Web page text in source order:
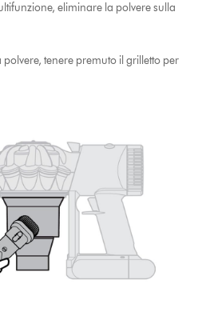
eliminare la polvere sulla
tenere premuto il grilletto per